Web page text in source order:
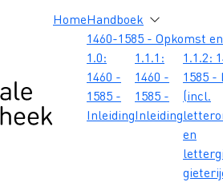
Hoofdnavigatie
HomeHandboek
1460-1585 - Opkomst
1.0:
1460 -
1585 -
Inleiding
1.1.1:
1460 -
1585 -
Inleiding
1.1.2:
1585
(incl.
en